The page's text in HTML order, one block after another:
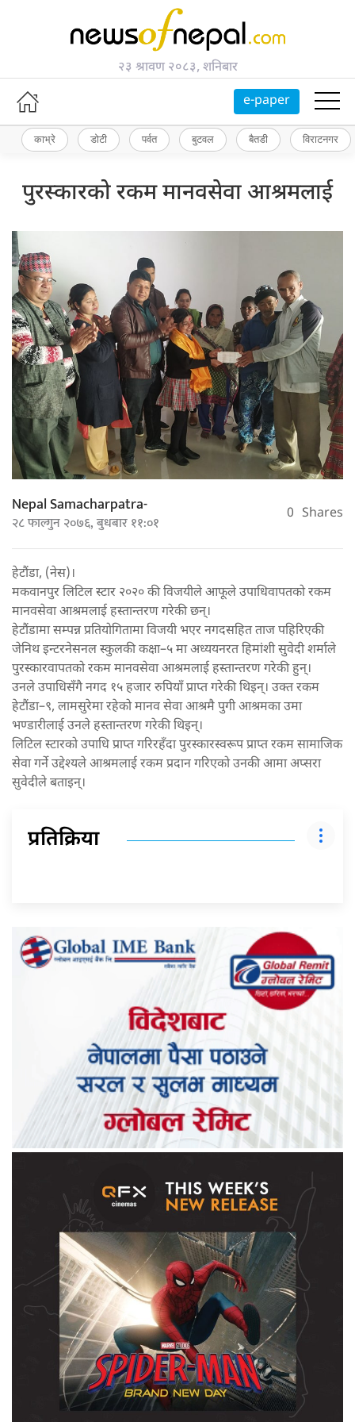
२३ श्रावण २०८३, शनिबार
e-paper
काभ्रे डोटी पर्वत बुटवल बैतडी विराटनगर
पुरस्कारको रकम मानवसेवा आश्रमलाई
Nepal Samacharpatra-
२८ फाल्गुन २०७६, बुधबार ११:०१ 0 Shares
हेटौंडा, (नेस)।
मकवानपुर लिटिल स्टार २०२० की विजयीले आफूले उपाधिवापतको रकम
मानवसेवा आश्रमलाई हस्तान्तरण गरेकी छन्।
हेटौंडामा सम्पन्न प्रतियोगितामा विजयी भएर नगदसहित ताज पहिरिएकी
जेनिथ इन्टरनेसनल स्कुलकी कक्षा–५ मा अध्ययनरत हिमांशी सुवेदी शर्माले
पुरस्कारवापतको रकम मानवसेवा आश्रमलाई हस्तान्तरण गरेकी हुन्।
उनले उपाधिसँगै नगद १५ हजार रुपियाँ प्राप्त गरेकी थिइन्। उक्त रकम
हेटौंडा–९, लामसुरेमा रहेको मानव सेवा आश्रमै पुगी आश्रमका उमा
भण्डारीलाई उनले हस्तान्तरण गरेकी थिइन्।
लिटिल स्टारको उपाधि प्राप्त गरिरहँदा पुरस्कारस्वरूप प्राप्त रकम सामाजिक
सेवा गर्ने उद्देश्यले आश्रमलाई रकम प्रदान गरिएको उनकी आमा अप्सरा
सुवेदीले बताइन्।
प्रतिक्रिया